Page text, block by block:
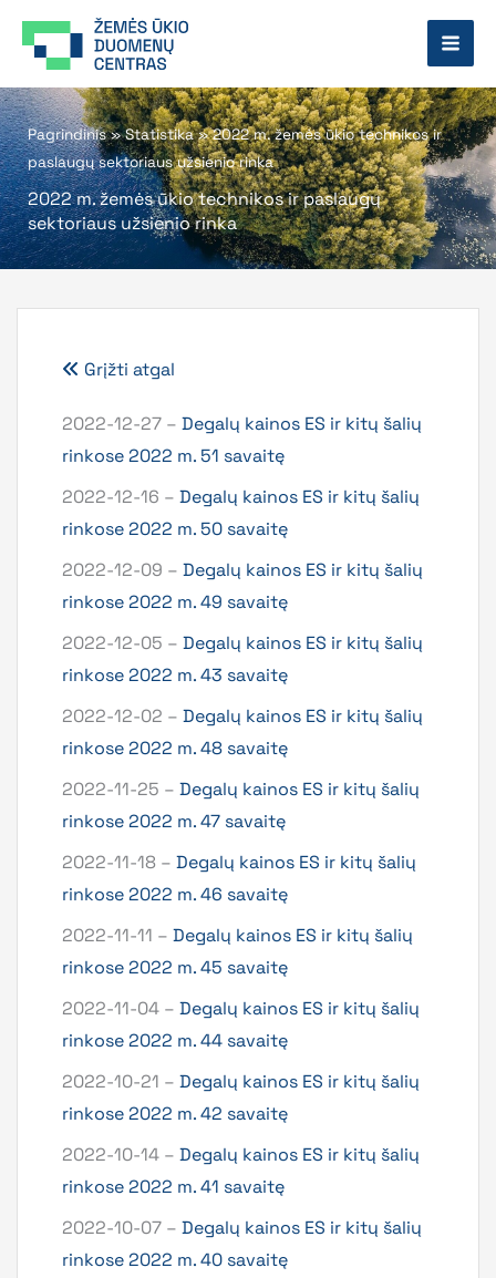
prie
Pagrindinis»Statistika»2022 m. žemės ūkio technikos ir
paslaugų sektoriaus užsienio rinka
2022 m. žemės ūkio technikos ir paslaugų
sektoriaus užsienio rinka
Grįžti atgal
2022-12-27 – Degalų kainos ES ir kitų šalių
rinkose 2022 m. 51 savaitę
2022-12-16 – Degalų kainos ES ir kitų šalių
rinkose 2022 m. 50 savaitę
2022-12-09 – Degalų kainos ES ir kitų šalių
rinkose 2022 m. 49 savaitę
2022-12-05 – Degalų kainos ES ir kitų šalių
rinkose 2022 m. 43 savaitę
2022-12-02 – Degalų kainos ES ir kitų šalių
rinkose 2022 m. 48 savaitę
2022-11-25 – Degalų kainos ES ir kitų šalių
rinkose 2022 m. 47 savaitę
2022-11-18 – Degalų kainos ES ir kitų šalių
rinkose 2022 m. 46 savaitę
2022-11-11 – Degalų kainos ES ir kitų šalių
rinkose 2022 m. 45 savaitę
2022-11-04 – Degalų kainos ES ir kitų šalių
rinkose 2022 m. 44 savaitę
2022-10-21 – Degalų kainos ES ir kitų šalių
rinkose 2022 m. 42 savaitę
2022-10-14 – Degalų kainos ES ir kitų šalių
rinkose 2022 m. 41 savaitę
2022-10-07 – Degalų kainos ES ir kitų šalių
rinkose 2022 m. 40 savaitę